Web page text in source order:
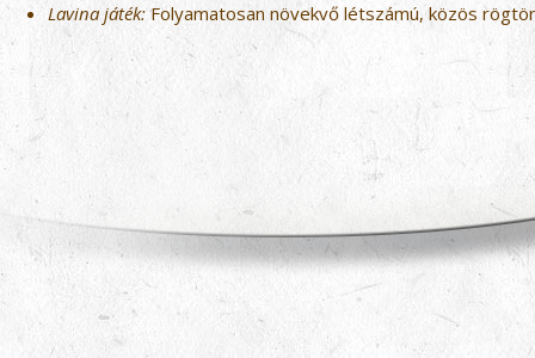
Lavina játék:Folyamatosan növekvő létszámú, közös